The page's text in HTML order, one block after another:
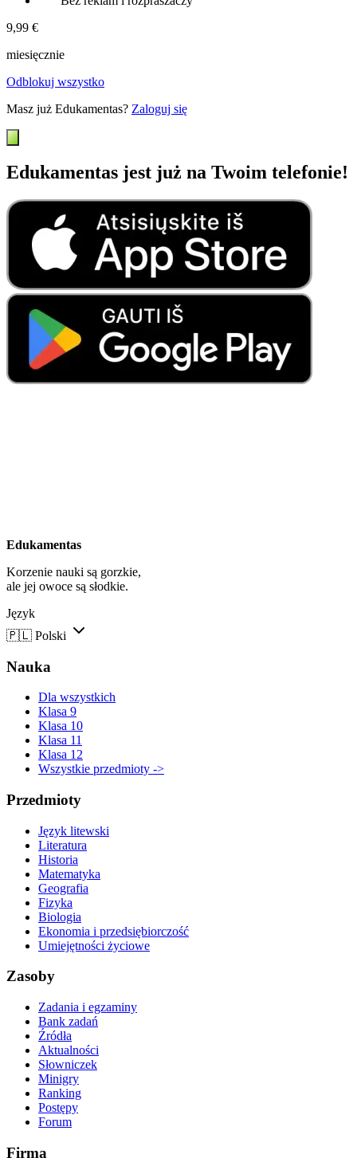
9,99 €
miesięcznie
Odblokuj wszystko
Masz już Edukamentas? Zaloguj się
Edukamentas jest już na Twoim telefonie!
Edukamentas
Korzenie nauki są gorzkie,
ale jej owoce są słodkie.
Język
🇵🇱 Polski
Nauka
Dla wszystkich
Klasa 9
Klasa 10
Klasa 11
Klasa 12
Wszystkie przedmioty ->
Przedmioty
Język litewski
Literatura
Historia
Matematyka
Geografia
Fizyka
Biologia
Ekonomia i przedsiębiorczość
Umiejętności życiowe
Zasoby
Zadania i egzaminy
Bank zadań
Źródła
Aktualności
Słowniczek
Minigry
Ranking
Postępy
Forum
Firma